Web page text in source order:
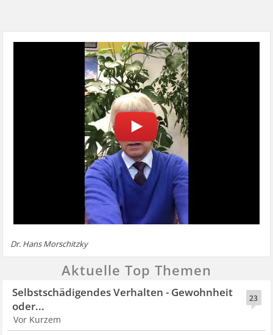
Dr. Hans Morschitzky
Aktuelle Top Themen
23
Selbstschädigendes Verhalten - Gewohnheit
oder...
Vor Kurzem